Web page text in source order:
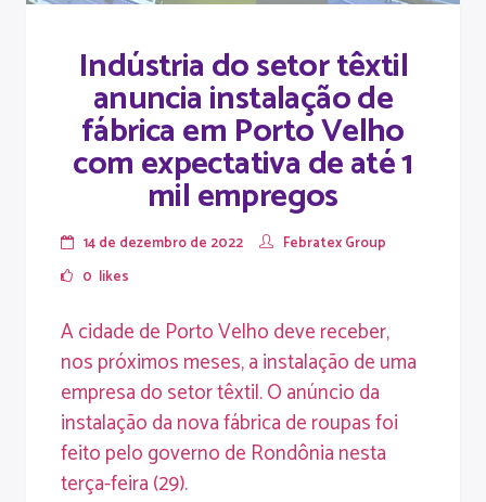
Indústria do setor têxtil
anuncia instalação de
fábrica em Porto Velho
com expectativa de até 1
mil empregos
14 de dezembro de 2022
Febratex Group
0 likes
A cidade de Porto Velho deve receber,
nos próximos meses, a instalação de uma
empresa do setor têxtil. O anúncio da
instalação da nova fábrica de roupas foi
feito pelo governo de Rondônia nesta
terça-feira (29).